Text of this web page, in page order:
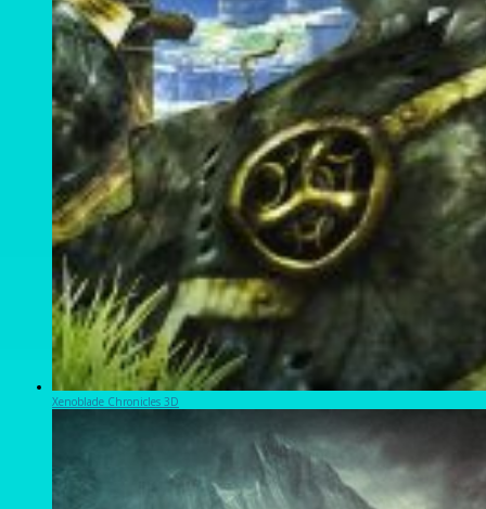
Xenoblade Chronicles 3D